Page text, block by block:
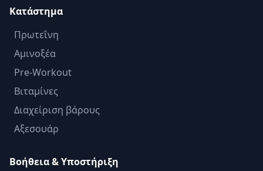
Κατάστημα
Πρωτεΐνη
Αμινοξέα
Pre-Workout
Βιταμίνες
Διαχείριση βάρους
Αξεσουάρ
Βοήθεια & Υποστήριξη